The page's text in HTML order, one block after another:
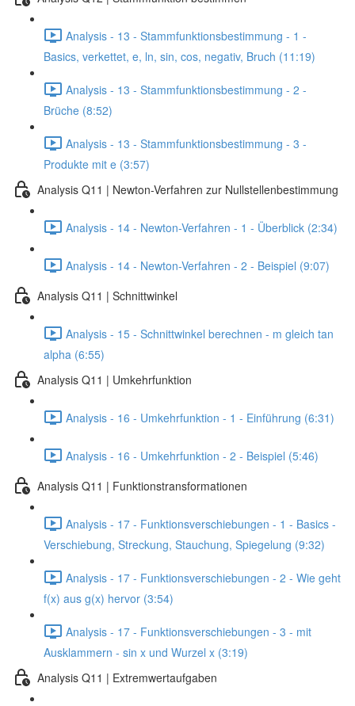
Analysis - 13 - Stammfunktionsbestimmung - 1 -
Basics, verkettet, e, ln, sin, cos, negativ, Bruch (11:19)
Analysis - 13 - Stammfunktionsbestimmung - 2 -
Brüche (8:52)
Analysis - 13 - Stammfunktionsbestimmung - 3 -
Produkte mit e (3:57)
Analysis Q11 | Newton-Verfahren zur Nullstellenbestimmung
Analysis - 14 - Newton-Verfahren - 1 - Überblick (2:34)
Analysis - 14 - Newton-Verfahren - 2 - Beispiel (9:07)
Analysis Q11 | Schnittwinkel
Analysis - 15 - Schnittwinkel berechnen - m gleich tan
alpha (6:55)
Analysis Q11 | Umkehrfunktion
Analysis - 16 - Umkehrfunktion - 1 - Einführung (6:31)
Analysis - 16 - Umkehrfunktion - 2 - Beispiel (5:46)
Analysis Q11 | Funktionstransformationen
Analysis - 17 - Funktionsverschiebungen - 1 - Basics -
Verschiebung, Streckung, Stauchung, Spiegelung (9:32)
Analysis - 17 - Funktionsverschiebungen - 2 - Wie geht
f(x) aus g(x) hervor (3:54)
Analysis - 17 - Funktionsverschiebungen - 3 - mit
Ausklammern - sin x und Wurzel x (3:19)
Analysis Q11 | Extremwertaufgaben